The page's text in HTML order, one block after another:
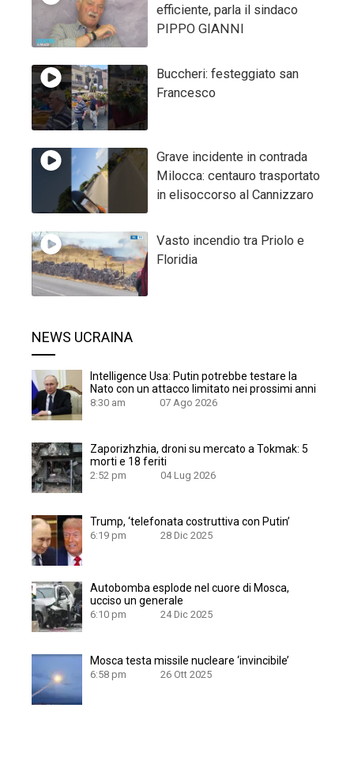
efficiente, parla il sindaco
PIPPO GIANNI
Buccheri: festeggiato san
Francesco
Grave incidente in contrada
Milocca: centauro trasportato
in elisoccorso al Cannizzaro
Vasto incendio tra Priolo e
Floridia
NEWS UCRAINA
Intelligence Usa: Putin potrebbe testare la
Nato con un attacco limitato nei prossimi anni
8:30 am 07 Ago 2026
Zaporizhzhia, droni su mercato a Tokmak: 5
morti e 18 feriti
2:52 pm 04 Lug 2026
Trump, ‘telefonata costruttiva con Putin’
6:19 pm 28 Dic 2025
Autobomba esplode nel cuore di Mosca,
ucciso un generale
6:10 pm 24 Dic 2025
Mosca testa missile nucleare ‘invincibile’
6:58 pm 26 Ott 2025